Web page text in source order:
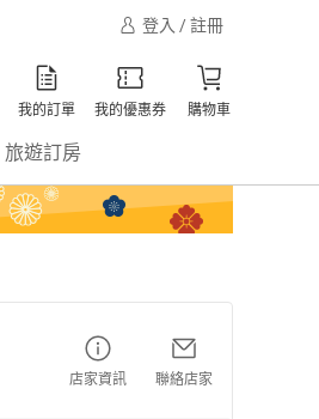
登入 / 註冊
我的訂單 我的優惠券 購物車
旅遊訂房
店家資訊 聯絡店家